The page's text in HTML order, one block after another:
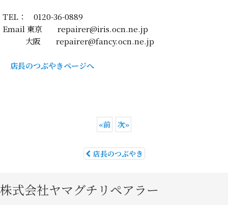
TEL： 0120-36-0889
Email 東京 repairer@iris.ocn.ne.jp
大阪 repairer@fancy.ocn.ne.jp
店長のつぶやきページへ
«前 次»
店長のつぶやき
株式会社ヤマグチリペアラー